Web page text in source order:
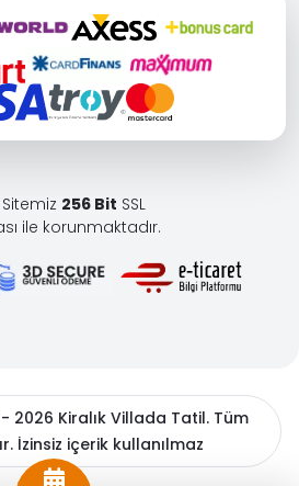
256 Bit SSL
ile korunmaktadır.
2026 Kiralık Villada Tatil. Tüm
İzinsiz içerik kullanılmaz